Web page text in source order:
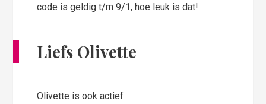
code is geldig t/m 9/1, hoe leuk is dat!
Liefs Olivette
Olivette is ook actief